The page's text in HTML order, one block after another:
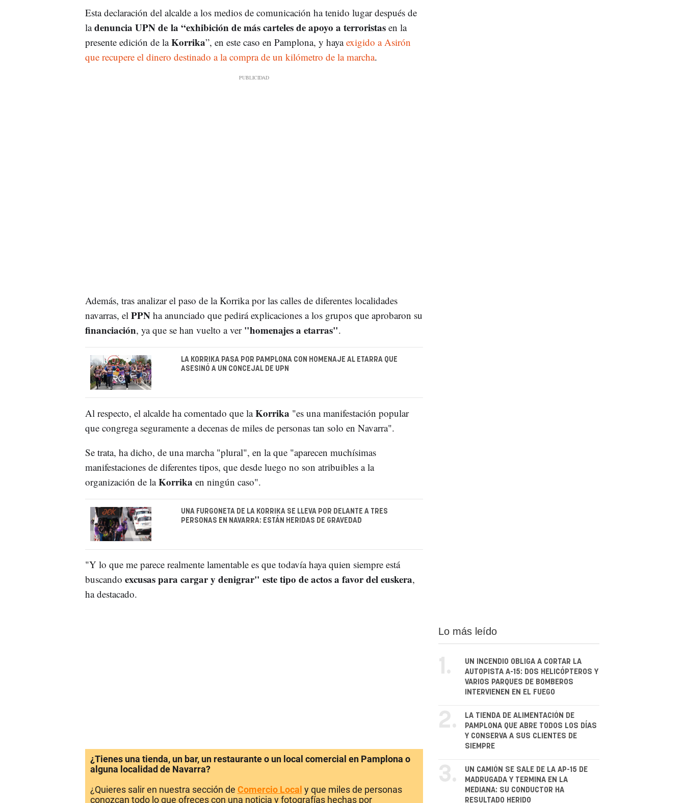
Esta declaración del alcalde a los medios de comunicación ha tenido lugar después de
ladenuncia UPN de la “exhibición de más carteles de apoyo a terroristasen la
presente edición de laKorrika”, en este caso en Pamplona, y hayaexigido a Asirón
que recupere el dinero destinado a la compra de un kilómetro de la marcha.
Además, tras analizar el paso de la Korrika por las calles de diferentes localidades
navarras, el PPN ha anunciado que pedirá explicaciones a los grupos que aprobaron su
financiación, ya que se han vuelto a ver "homenajes a etarras".
LA KORRIKA PASA POR PAMPLONA CON HOMENAJE AL ETARRA QUE
ASESINÓ A UN CONCEJAL DE UPN
Al respecto, el alcalde ha comentado que laKorrika "es una manifestación popular
que congrega seguramente a decenas de miles de personas tan solo en Navarra".
Se trata, ha dicho, de una marcha "plural", en la que "aparecen muchísimas
manifestaciones de diferentes tipos, que desde luego no son atribuibles a la
organización de laKorrika en ningún caso".
UNA FURGONETA DE LA KORRIKA SE LLEVA POR DELANTE A TRES
PERSONAS EN NAVARRA: ESTÁN HERIDAS DE GRAVEDAD
"Y lo que me parece realmente lamentable es que todavía haya quien siempre está
buscando excusas para cargar y denigrar" este tipo de actos a favor del euskera,
ha destacado.
¿Tienes una tienda, un bar, un restaurante o un local comercial en Pamplona o
alguna localidad de Navarra?
¿Quieres salir en nuestra sección de Comercio Local y que miles de personas
conozcan todo lo que ofreces con una noticia y fotografías hechas por
Lo más leído
1.
UN INCENDIO OBLIGA A CORTAR LA
AUTOPISTA A-15: DOS HELICÓPTEROS Y
VARIOS PARQUES DE BOMBEROS
INTERVIENEN EN EL FUEGO
2.
LA TIENDA DE ALIMENTACIÓN DE
PAMPLONA QUE ABRE TODOS LOS DÍAS
Y CONSERVA A SUS CLIENTES DE
SIEMPRE
3.
UN CAMIÓN SE SALE DE LA AP-15 DE
MADRUGADA Y TERMINA EN LA
MEDIANA: SU CONDUCTOR HA
RESULTADO HERIDO